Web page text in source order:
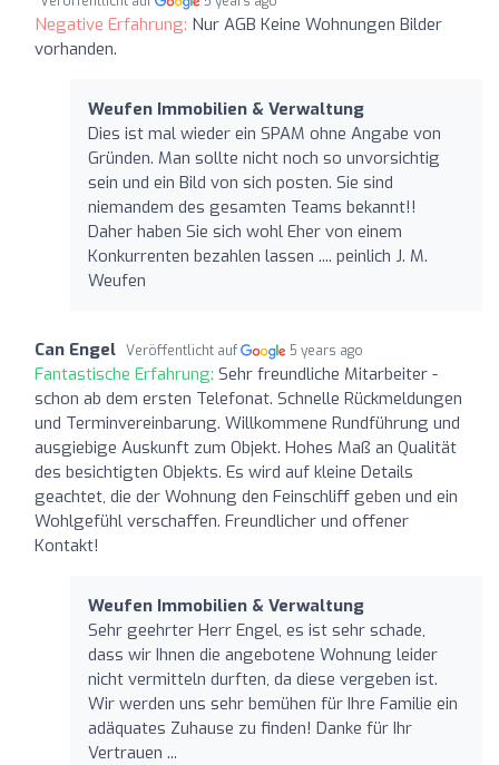
Negative Erfahrung: Nur AGB Keine Wohnungen Bilder
vorhanden.
Weufen Immobilien & Verwaltung
Dies ist mal wieder ein SPAM ohne Angabe von
Gründen. Man sollte nicht noch so unvorsichtig
sein und ein Bild von sich posten. Sie sind
niemandem des gesamten Teams bekannt!!
Daher haben Sie sich wohl Eher von einem
Konkurrenten bezahlen lassen .... peinlich J. M.
Weufen
Can Engel Veröffentlicht auf 5 years ago
Fantastische Erfahrung: Sehr freundliche Mitarbeiter -
schon ab dem ersten Telefonat. Schnelle Rückmeldungen
und Terminvereinbarung. Willkommene Rundführung und
ausgiebige Auskunft zum Objekt. Hohes Maß an Qualität
des besichtigten Objekts. Es wird auf kleine Details
geachtet, die der Wohnung den Feinschliff geben und ein
Wohlgefühl verschaffen. Freundlicher und offener
Kontakt!
Weufen Immobilien & Verwaltung
Sehr geehrter Herr Engel, es ist sehr schade,
dass wir Ihnen die angebotene Wohnung leider
nicht vermitteln durften, da diese vergeben ist.
Wir werden uns sehr bemühen für Ihre Familie ein
adäquates Zuhause zu finden! Danke für Ihr
Vertrauen ...